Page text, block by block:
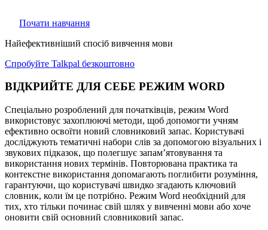
Почати навчання
Найефективніший спосіб вивчення мови
Спробуйте Talkpal безкоштовно
ВІДКРИЙТЕ ДЛЯ СЕБЕ РЕЖИМ WORD
Спеціально розроблений для початківців, режим Word
використовує захоплюючі методи, щоб допомогти учням
ефективно освоїти новий словниковий запас. Користувачі
досліджують тематичні набори слів за допомогою візуальних і
звукових підказок, що полегшує запам’ятовування та
використання нових термінів. Повторювана практика та
контекстне використання допомагають поглибити розуміння,
гарантуючи, що користувачі швидко згадають ключовий
словник, коли їм це потрібно. Режим Word необхідний для
тих, хто тільки починає свій шлях у вивченні мови або хоче
оновити свій основний словниковий запас.